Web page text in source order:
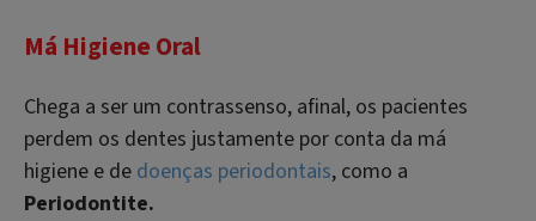
Má Higiene Oral
Chega a ser um contrassenso, afinal, os pacientes
perdem os dentes justamente por conta da má
higiene e de doenças periodontais, como a
Periodontite.